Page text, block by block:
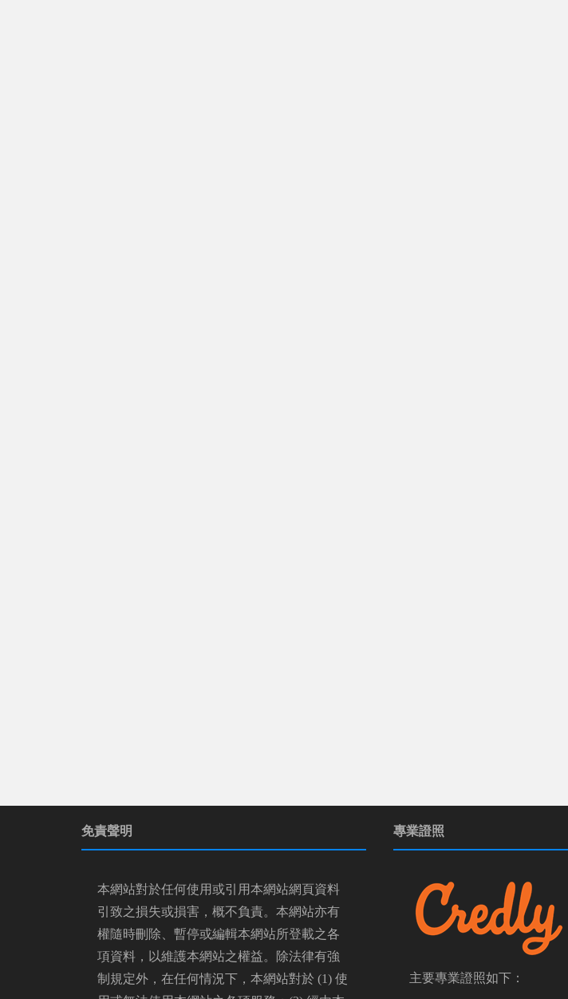
免責聲明
本網站對於任何使用或引用本網站網頁資料
引致之損失或損害，概不負責。本網站亦有
權隨時刪除、暫停或編輯本網站所登載之各
項資料，以維護本網站之權益。除法律有強
制規定外，在任何情況下，本網站對於 (1) 使
專業證照
主要專業證照如下：